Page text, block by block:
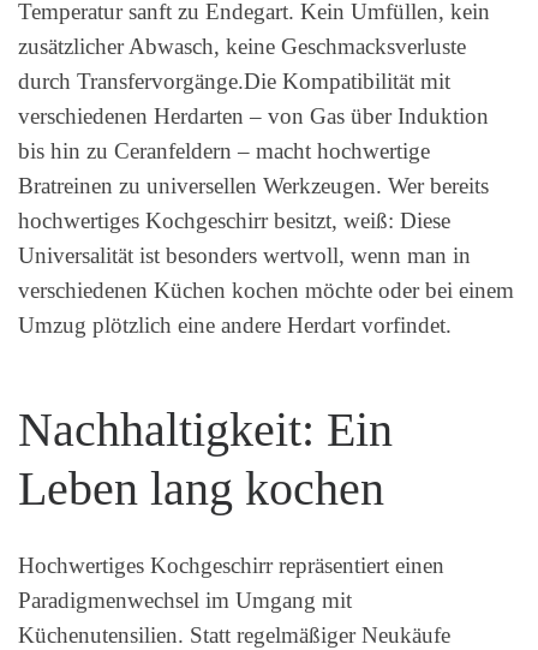
Temperatur sanft zu Endegart. Kein Umfüllen, kein
zusätzlicher Abwasch, keine Geschmacksverluste
durch Transfervorgänge.Die Kompatibilität mit
verschiedenen Herdarten – von Gas über Induktion
bis hin zu Ceranfeldern – macht hochwertige
Bratreinen zu universellen Werkzeugen. Wer bereits
hochwertiges Kochgeschirr besitzt, weiß: Diese
Universalität ist besonders wertvoll, wenn man in
verschiedenen Küchen kochen möchte oder bei einem
Umzug plötzlich eine andere Herdart vorfindet.
Nachhaltigkeit: Ein
Leben lang kochen
Hochwertiges Kochgeschirr repräsentiert einen
Paradigmenwechsel im Umgang mit
Küchenutensilien. Statt regelmäßiger Neukäufe